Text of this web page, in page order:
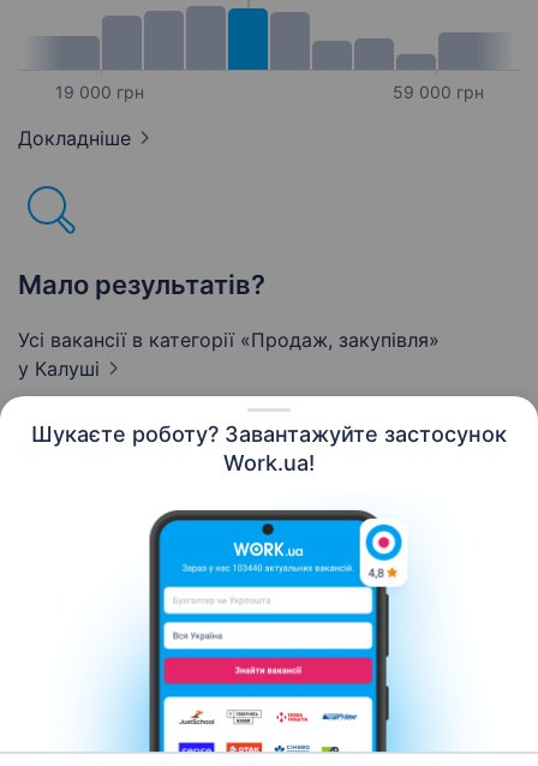
Шукаєте роботу? Завантажуйте застосунок
Work.ua!
19 000 грн 59 000 грн
Докладніше
Мало результатів?
Усі вакансії в категорії «Продаж, закупівля»
у Калуші
Контакти Про нас
Кар’єра
Допомога Умови використання